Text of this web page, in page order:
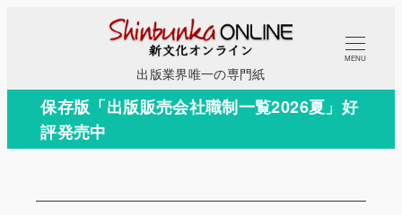
コ
テ
出版業界唯一の専門紙
MENU
保存版「出版販売会社職制一覧2026夏」好
評発売中